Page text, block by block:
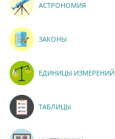
АСТРОНОМИЯ
ЗАКОНЫ
ЕДИНИЦЫ ИЗМЕРЕНИЙ
ТАБЛИЦЫ